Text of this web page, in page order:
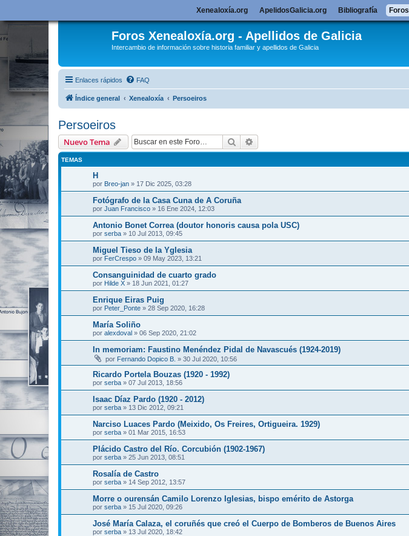
Foros Xenealoxía.org - Apellidos de Galicia
Intercambio de información sobre historia familiar y apellidos de Galicia
Enlaces rápidos FAQ
Índice general Xenealoxía Persoeiros
Persoeiros
Nuevo Tema Buscar
TEMAS
H
por Breo-jan » 17 Dic 2025, 03:28
Fotógrafo de la Casa Cuna de A Coruña
por Juan Francisco » 16 Ene 2024, 12:03
Antonio Bonet Correa (doutor honoris causa pola USC)
por serba » 10 Jul 2013, 09:45
Miguel Tieso de la Yglesia
por FerCrespo » 09 May 2023, 13:21
Consanguinidad de cuarto grado
por Hilde X » 18 Jun 2021, 01:27
Enrique Eiras Puig
por Peter_Ponte » 28 Sep 2020, 16:28
María Soliño
por alexdoval » 06 Sep 2020, 21:02
In memoriam: Faustino Menéndez Pidal de Navascués (1924-2019)
por Fernando Dopico B. » 30 Jul 2020, 10:56
Ricardo Portela Bouzas (1920 - 1992)
por serba » 07 Jul 2013, 18:56
Isaac Díaz Pardo (1920 - 2012)
por serba » 13 Dic 2012, 09:21
Narciso Luaces Pardo (Meixido, Os Freires, Ortigueira. 1929)
por serba » 01 Mar 2015, 16:53
Plácido Castro del Río. Corcubión (1902-1967)
por serba » 25 Jun 2013, 08:51
Rosalía de Castro
por serba » 14 Sep 2012, 13:57
Morre o ourensán Camilo Lorenzo Iglesias, bispo emérito de Astorga
por serba » 15 Jul 2020, 09:26
José María Calaza, el coruñés que creó el Cuerpo de Bomberos de Buenos Aires
por serba » 13 Jul 2020, 18:42
Xenealoxía.org ApelidosGalicia.org Bibliografía Foros